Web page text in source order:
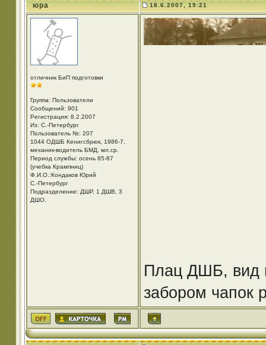
юра 18.6.2007, 19:21
отличник БиП подготовки
Группа: Пользователи
Сообщений: 901
Регистрация: 8.2.2007
Из: С.-Петербург
Пользователь №: 207
1044 ОДШБ Кенигсбрюк, 1986-7,
механик-водитель БМД, мл.ср.
Период службы: осень 85-87
(учебка Крампниц)
Ф.И.О.:Кондаков Юрий
С.-Петербург
Подразделение: ДШР, 1 ДШВ, 3
ДШО.
Плац ДШБ, вид
забором чапок